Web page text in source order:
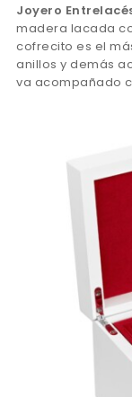
Joyero
madera lacada
cofrecito es el
anillos y demás
va acompañado